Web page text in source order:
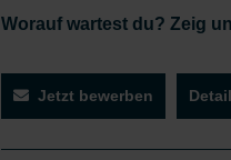
Worauf wartest du? Zeig
Jetzt bewerben